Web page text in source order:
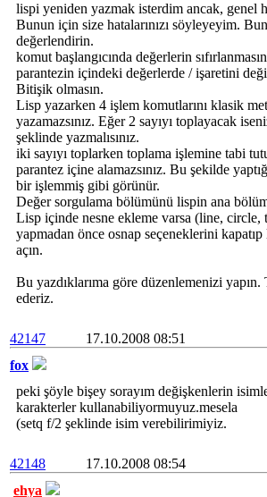
lispi yeniden yazmak isterdim ancak, genel
Bunun için size hatalarınızı söyleyeyim.
değerlendirin.
komut başlangıcında değerlerin
parantezin içindeki değerlerde / işaretini
Bitişik olmasın.
Lisp yazarken 4 işlem komutlarını klasik
yazamazsınız. Eğer 2 sayıyı toplayacak
şeklinde yazmalısınız.
iki sayıyı toplarken toplama işlemine tabi
parantez içine alamazsınız. Bu şekilde
bir işlemmiş gibi görünür.
Değer sorgulama bölümünü lispin ana
Lisp içinde nesne ekleme varsa (line, circle,
yapmadan önce osnap seçeneklerini
açın.
Bu yazdıklarıma göre düzenlemenizi
ederiz.
42147
17.10.2008 08:51
fox
peki şöyle bişey sorayım değişkenlerin
karakterler kullanabiliyormuyuz.mesela
(setq f/2 şeklinde isim verebilirimiyiz.
42148
17.10.2008 08:54
ehya